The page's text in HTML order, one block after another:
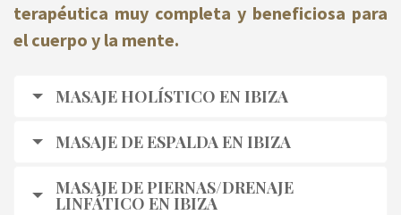
terapéutica muy completa y beneficiosa para
el cuerpo y la mente.
MASAJE HOLÍSTICO EN IBIZA
MASAJE DE ESPALDA EN IBIZA
MASAJE DE PIERNAS/DRENAJE
LINFÁTICO EN IBIZA